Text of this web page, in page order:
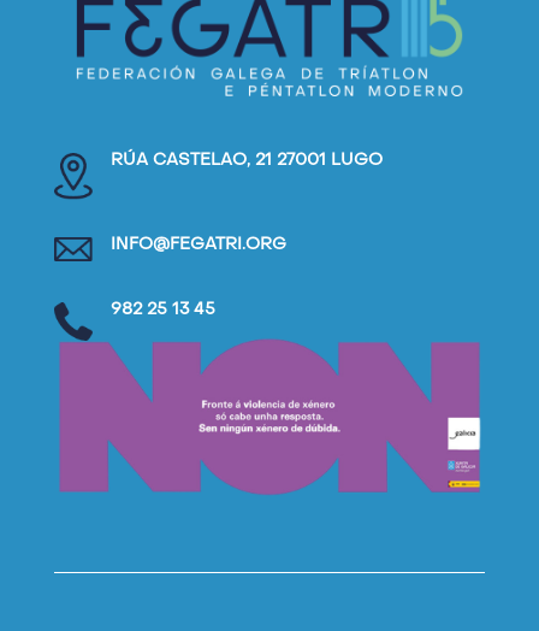
RÚA CASTELAO, 21 27001 LUGO
INFO@FEGATRI.ORG
982 25 13 45